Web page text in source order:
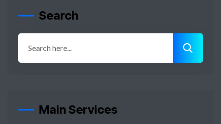
Search
Main Services